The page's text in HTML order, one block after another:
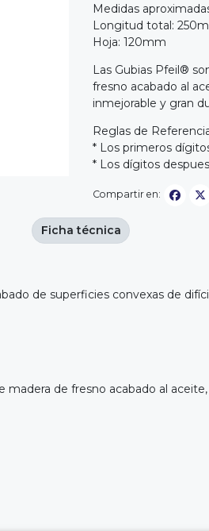
Medidas
Longitud total:
Hoja: 120mm
Las Gubias Pfeil®
fresno acabado al
inmejorable y gran
Reglas de
* Los primeros
* Los dígitos
Compartir en:
de superficies convexas de
de fresno acabado al
Ficha técnica